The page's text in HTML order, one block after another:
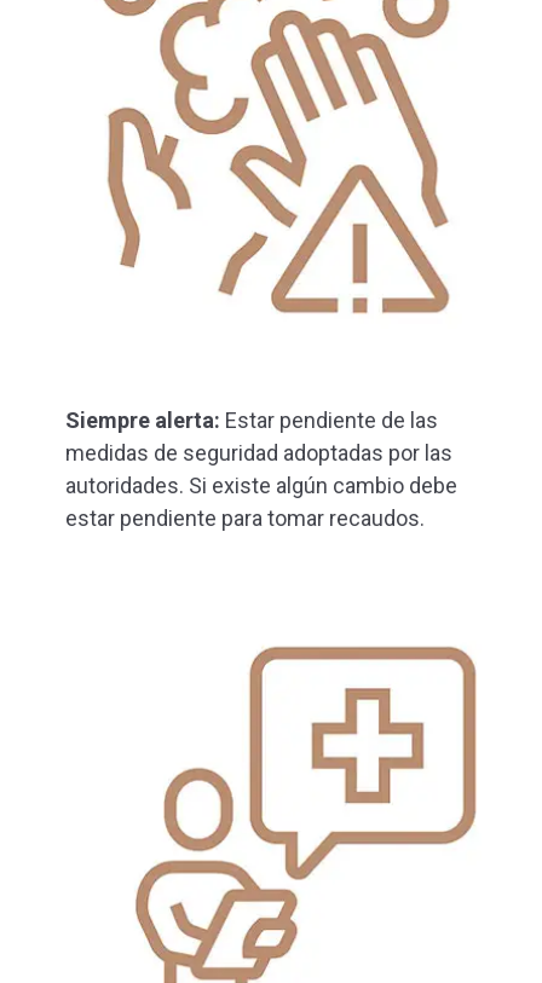
Siempre alerta: Estar pendiente de las
medidas de seguridad adoptadas por las
autoridades. Si existe algún cambio debe
estar pendiente para tomar recaudos.